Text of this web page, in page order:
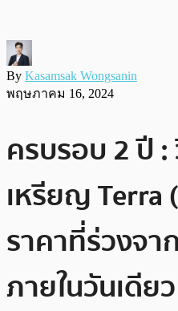
By Kasamsak Wongsanin
พฤษภาคม 16, 2024
ครบรอบ 2 ปี
เหรียญ Terra
ราคาที่ร่วงจา
ภายในวันเดียว